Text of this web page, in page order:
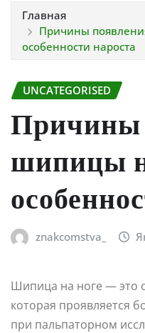
Главная
Причины
особенности нароста
UNCATEGORISED
Причины
шипицы
znakcomstva_
Шипица на ноге — это
которая проявляется
при пальпаторном